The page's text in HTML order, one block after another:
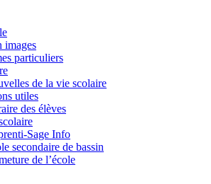
images
particuliers
de la vie scolaire
utiles
des élèves
Sage Info
secondaire de bassin
de l’école